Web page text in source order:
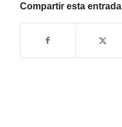
Compartir esta entrada